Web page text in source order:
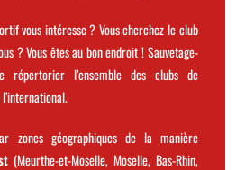
vous intéresse ? Vous cherchez le club
? Vous êtes au bon endroit ! Sauvetage-
répertorier l’ensemble des clubs de
zones géographiques de la manière
(Meurthe-et-Moselle, Moselle, Bas-Rhin,